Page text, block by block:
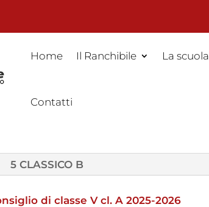
Home Il Ranchibile La scuola
Contatti
5 CLASSICO B
di classe V cl. A 2025-2026